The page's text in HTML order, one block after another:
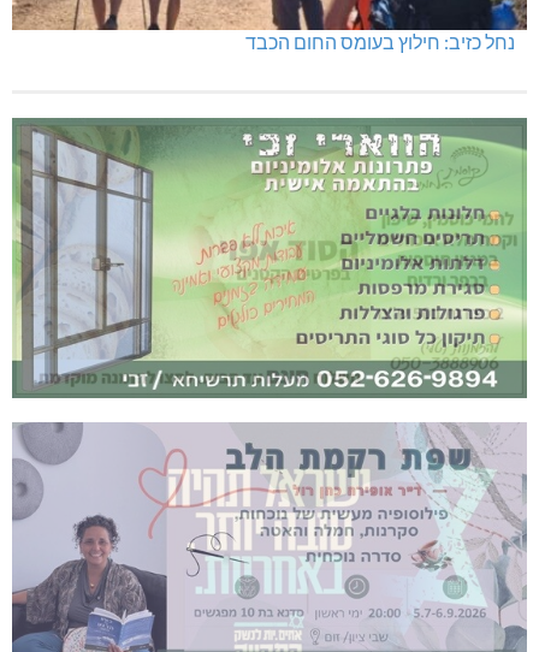
נחל כזיב: חילוץ בעומס החום הכבד